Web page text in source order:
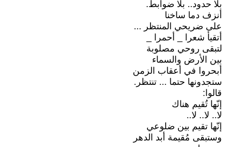
بلا حدود.. بلا ضوابط.
أنزف دما ساخنا
على ضريحي المنتظر ...
أتقيأ شعرا _ أحمرا _
لتبقى روحي مصلوبة
بين الأرض والسماء
أبحروا في أعقاب الزمن
ستجدونها حتما ... تنتظر.
قالوا:
إنّها تُقيم هناك
لا.. لا.. لا..
إنّها تقيم بين ضلوعي
وستبقى مُقيمة أبد الدهر